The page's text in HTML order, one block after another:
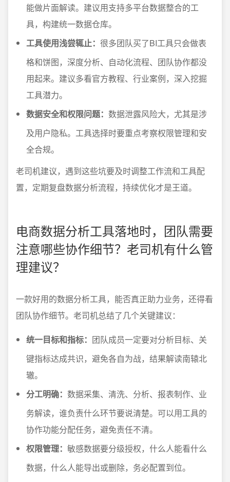
能做片面解读。建议用支持多平台数据整合的工
具，构建统一数据仓库。
工具使用浅尝辄止： 很多团队买了BI工具只会做表
格和饼图，深度分析、自动化流程、团队协作都没
用起来。建议多看官方教程、行业案例，深入挖掘
工具潜力。
数据安全和权限问题： 数据泄露风险大，尤其是涉
及用户隐私。工具选择时要重点考察权限管理和安
全合规。
老司机建议，遇到这些坑要及时调整工作流和工具配
置，定期复盘数据分析流程，持续优化才是王道。
电商数据分析工具落地时，团队需要
注意哪些协作细节？老司机有什么管
理建议？
一款好用的数据分析工具，能否真正助力业务，还得看
团队协作细节。老司机总结了几个关键建议：
统一目标和指标： 团队成员一定要对分析目标、关
键指标达成共识，避免各自为战，结果解读南辕北
辙。
分工明确： 数据采集、清洗、分析、报表制作、业
务解读，谁负责什么环节要说清楚。可以用工具的
协作功能分配任务，避免责任不清。
权限管理： 敏感数据要分级授权，什么人能看什么
数据，什么人能导出或删除，务必配置到位。